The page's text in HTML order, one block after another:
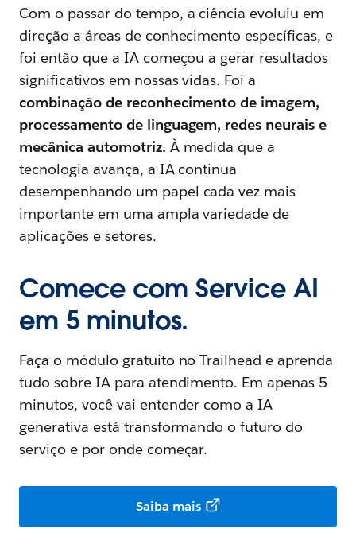
Com o passar do tempo, a ciência evoluiu em
direção a áreas de conhecimento específicas, e
foi então que a IA começou a gerar resultados
significativos em nossas vidas. Foi a
combinação de reconhecimento de imagem,
processamento de linguagem, redes neurais e
mecânica automotriz. À medida que a
tecnologia avança, a IA continua
desempenhando um papel cada vez mais
importante em uma ampla variedade de
aplicações e setores.
Comece com Service AI
em 5 minutos.
Faça o módulo gratuito no Trailhead e aprenda
tudo sobre IA para atendimento. Em apenas 5
minutos, você vai entender como a IA
generativa está transformando o futuro do
serviço e por onde começar.
Saiba mais